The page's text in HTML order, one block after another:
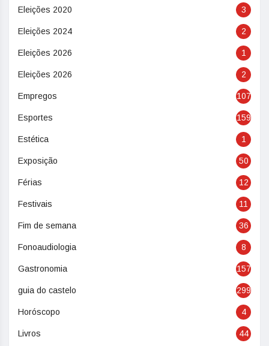
Eleições 2020 3
Eleições 2024 2
Eleições 2026 1
Eleições 2026 2
Empregos 107
Esportes 159
Estética 1
Exposição 50
Férias 12
Festivais 11
Fim de semana 36
Fonoaudiologia 8
Gastronomia 157
guia do castelo 299
Horóscopo 4
Livros 44